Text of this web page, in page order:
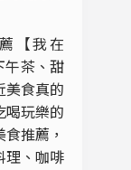
【我在
茶、甜
美食真的
喝玩樂的
推薦，
理、咖啡